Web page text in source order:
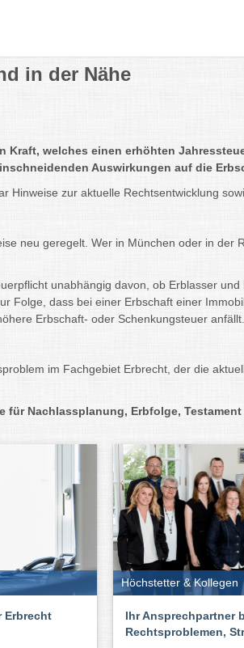
in der Nähe
Kraft, welches einen erhöhten
Auswirkungen auf die
Hinweise zur aktuelle Rechtsentwicklung
neu geregelt. Wer in München oder in der
unabhängig davon, ob Erblasser
Folge, dass bei einer Erbschaft einer
Erbschaft- oder Schenkungsteuer anfällt.
im Fachgebiet Erbrecht, der die
Nachlassplanung, Erbfolge,
Erbrecht
Höchstetter & Kollegen
Ihr Ansprechpartner
Rechtsproblemen,